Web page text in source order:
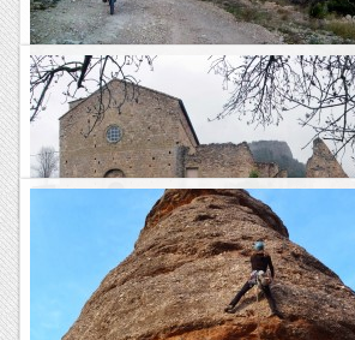
Vandellòs per la Portella
Vandellos from Txaeska on Vimeo. Era la tercera
pujava al Corral del Pinxo pel Coll de les Portes i la
La segona va ser ja fa aproximadament uns 10 anys
Rutes BTT
Sant pere de la portella (la quar)
Salvatgia